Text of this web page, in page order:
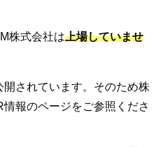
株式会社は上場していませ
開されています。そのため株
報のページをご参照くださ